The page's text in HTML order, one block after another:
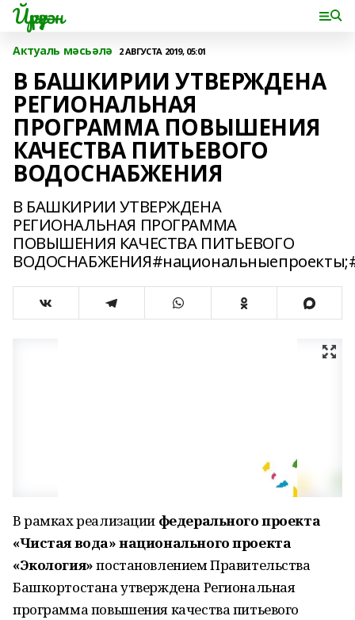
Йүрүҙән
Актуаль мәсьәлә 2 АВГУСТА 2019, 05:01
В БАШКИРИИ УТВЕРЖДЕНА
РЕГИОНАЛЬНАЯ
ПРОГРАММА ПОВЫШЕНИЯ
КАЧЕСТВА ПИТЬЕВОГО
ВОДОСНАБЖЕНИЯ
В БАШКИРИИ УТВЕРЖДЕНА
РЕГИОНАЛЬНАЯ ПРОГРАММА
ПОВЫШЕНИЯ КАЧЕСТВА ПИТЬЕВОГО
В рамках реализации федерального проекта
«Чистая вода» национального проекта
«Экология»постановлением Правительства
Башкортостана утверждена Региональная
программа повышения качества питьевого